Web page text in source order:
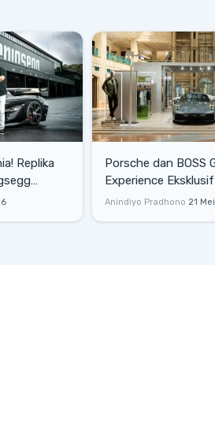
Replika
Asli Sukses
Porsche dan BOSS
Experience
Senayan, Hadirkan
Anindiyo Pradhono 21